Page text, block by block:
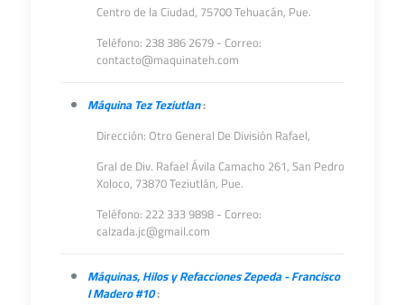
Centro de la Ciudad, 75700 Tehuacán, Pue.
Teléfono: 238 386 2679 - Correo:
contacto@maquinateh.com
Máquina Tez Teziutlan:
Dirección: Otro General De División Rafael,
Gral de Div. Rafael Ávila Camacho 261, San Pedro
Xoloco, 73870 Teziutlán, Pue.
Teléfono: 222 333 9898 - Correo:
calzada.jc@gmail.com
Máquinas, Hilos y Refacciones Zepeda - Francisco
I Madero #10: